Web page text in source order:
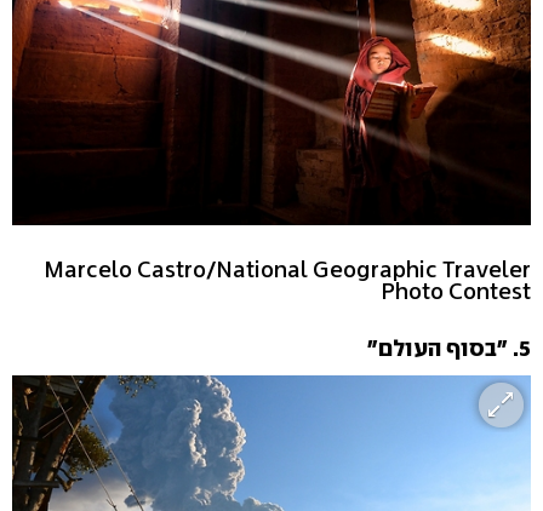
Marcelo Castro/National Geographic Traveler
Photo Contest
5. "בסוף העולם"